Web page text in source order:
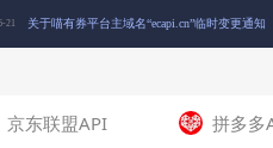
21 关于喵有券平台主域名“ecapi.cn”临时变更通知
京东联盟API 拼多多